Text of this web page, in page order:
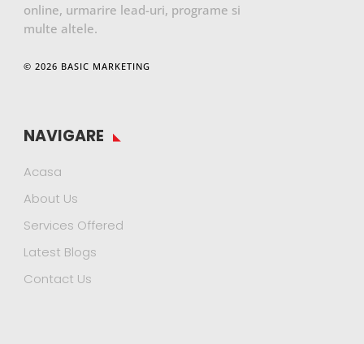
online, urmarire lead-uri, programe si
multe altele.
© 2026 BASIC MARKETING
NAVIGARE
Acasa
About Us
Services Offered
Latest Blogs
Contact Us